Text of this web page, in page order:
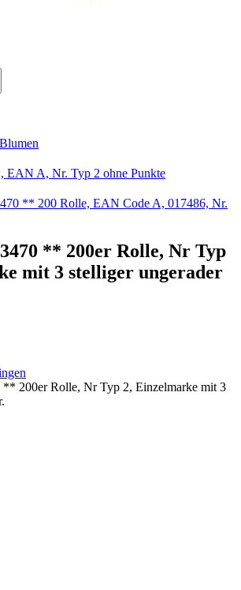
EAN A, Nr. Typ 2 ohne Punkte
** 200 Rolle, EAN Code A, 017486, Nr.
** 200er Rolle, Nr Typ
mit 3 stelliger ungerader